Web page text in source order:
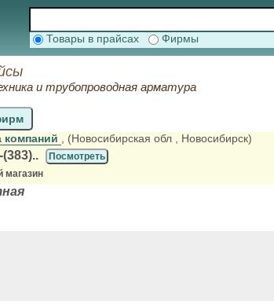
Товары в прайсах Фирмы
и трубопроводная арматура
компаний , (Новосибирская обл , Новосибирск)
(383)..
Посмотреть
магазин